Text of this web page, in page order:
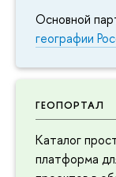
Основной
географии
ГЕОПОРТАЛ
Каталог
платформа